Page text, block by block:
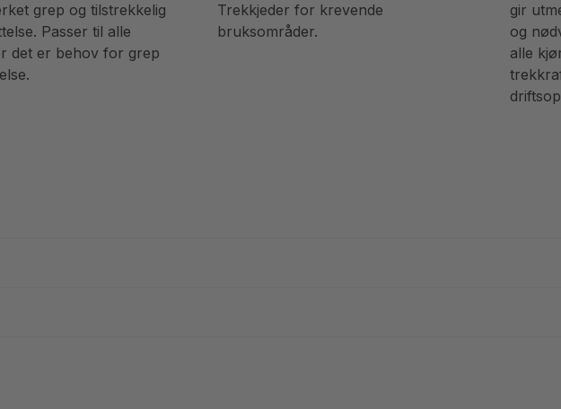
grep og tilstrekkelig
Passer til alle
det er behov for grep
Trekkjeder for krevende
bruksområder.
gir
og
alle